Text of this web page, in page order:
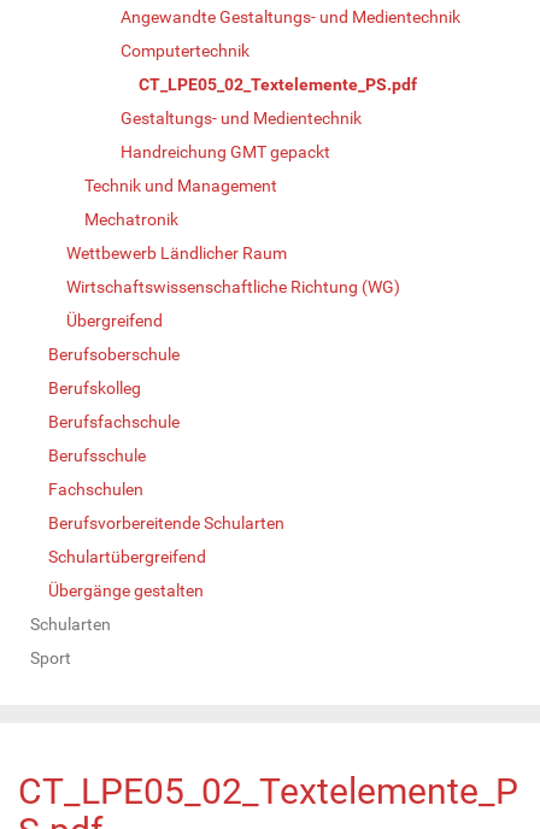
Angewandte Gestaltungs- und Medientechnik
Computertechnik
CT_LPE05_02_Textelemente_PS.pdf
Gestaltungs- und Medientechnik
Handreichung GMT gepackt
Technik und Management
Mechatronik
Wettbewerb Ländlicher Raum
Wirtschaftswissenschaftliche Richtung (WG)
Übergreifend
Berufsoberschule
Berufskolleg
Berufsfachschule
Berufsschule
Fachschulen
Berufsvorbereitende Schularten
Schulartübergreifend
Übergänge gestalten
Schularten
Sport
CT_LPE05_02_Textelemente_P